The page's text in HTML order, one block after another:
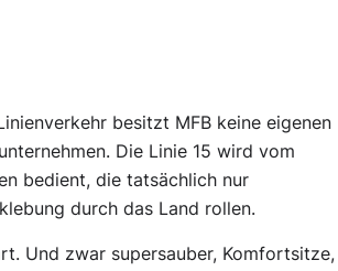
besitzt MFB keine eigenen
Die Linie 15 wird vom
bedient, die tatsächlich nur
durch das Land rollen.
Und zwar supersauber, Komfortsitze,